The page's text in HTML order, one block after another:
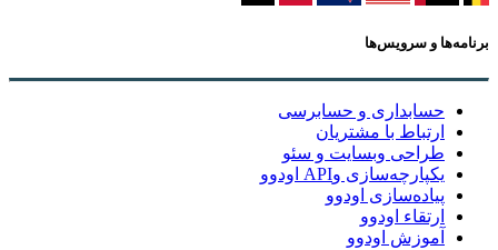
برنامه‌ها و سرویس‌ها
حسابداری و حسابرسی
ارتباط با مشتریان
طراحی وبسایت و سئو
یکپارچه‌سازی وAPI اودوو
پیاده‌سازی اودوو
ارتقاء اودوو
آموزش اودوو